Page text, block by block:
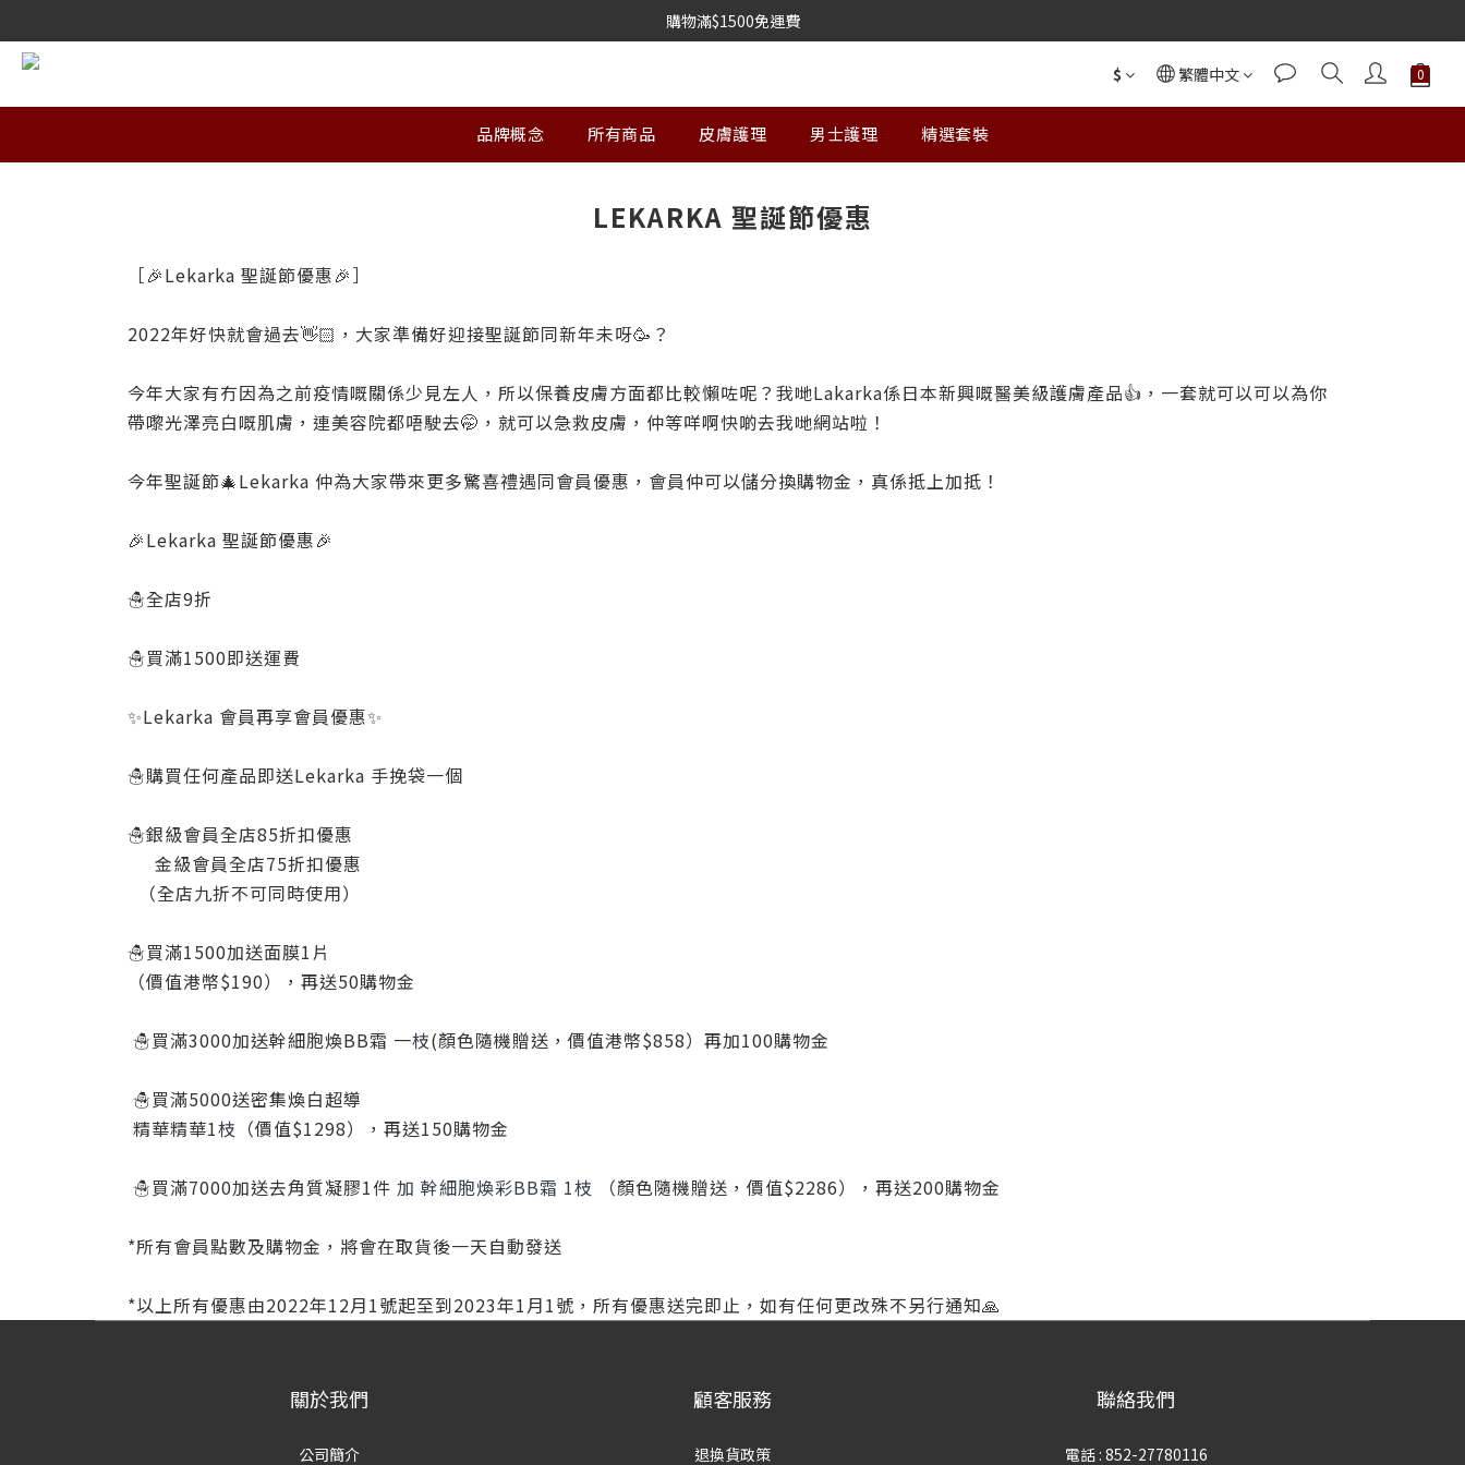
購物滿$1500免運費
$ 繁體中文
品牌概念 所有商品 皮膚護理 男士護理 精選套裝
LEKARKA 聖誕節優惠
［🎉Lekarka 聖誕節優惠🎉］
2022年好快就會過去👋🏻，大家準備好迎接聖誕節同新年未呀🥳？
今年大家有冇因為之前疫情嘅關係少見左人，所以保養皮膚方面都比較懶咗呢？我哋Lakarka係日本新興嘅醫美級護膚產品👍，一套就可以可以為你
帶嚟光澤亮白嘅肌膚，連美容院都唔駛去🤭，就可以急救皮膚，仲等咩啊快啲去我哋網站啦！
今年聖誕節🎄Lekarka 仲為大家帶來更多驚喜禮遇同會員優惠，會員仲可以儲分換購物金，真係抵上加抵！
🎉Lekarka 聖誕節優惠🎉
☃️全店9折
☃️買滿1500即送運費
✨Lekarka 會員再享會員優惠✨
☃️購買任何產品即送Lekarka 手挽袋一個
☃️銀級會員全店85折扣優惠
金級會員全店75折扣優惠
（全店九折不可同時使用）
☃️買滿1500加送面膜1片
（價值港幣$190），再送50購物金
☃️買滿3000加送幹細胞煥BB霜 一枝(顏色隨機贈送，價值港幣$858）再加100購物金
☃️買滿5000送密集煥白超導
精華精華1枝 （價值$1298），再送150購物金
☃️買滿7000加送去角質凝膠1件 加 幹細胞煥彩BB霜 1枝 （顏色隨機贈送，價值$2286），再送200購物金
*所有會員點數及購物金，將會在取貨後一天自動發送
*以上所有優惠由2022年12月1號起至到2023年1月1號，所有優惠送完即止，如有任何更改殊不另行通知🙏
關於我們
公司簡介
顧客服務
退換貨政策
聯絡我們
電話 : 852-27780116